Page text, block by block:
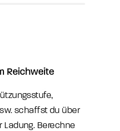
Reichweite
schaffst du über
Ladung. Berechne